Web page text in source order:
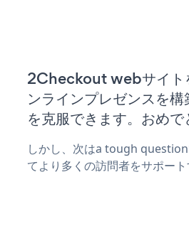
2Checkout webサイト
ンラインプレゼンスを
を克服できます。おめで
しかし、次はa tough
てより多くの訪問者をサポー